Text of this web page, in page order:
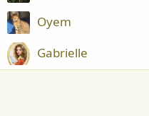
Oyem
Gabrielle